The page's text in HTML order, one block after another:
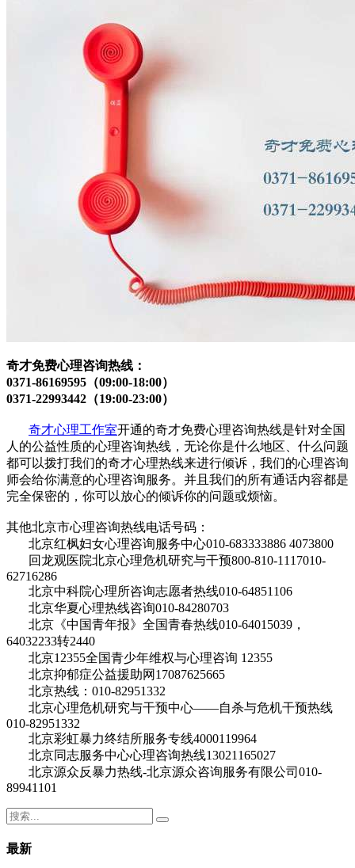
奇才免费心理咨询热线：
0371-86169595（09:00-18:00）
0371-22993442（19:00-23:00）
奇才心理工作室开通的奇才免费心理咨询热线是针对全国
人的公益性质的心理咨询热线，无论你是什么地区、什么问题
都可以拨打我们的奇才心理热线来进行倾诉，我们的心理咨询
师会给你满意的心理咨询服务。并且我们的所有通话内容都是
完全保密的，你可以放心的倾诉你的问题或烦恼。
其他北京市心理咨询热线电话号码：
北京红枫妇女心理咨询服务中心010-683333886 4073800
回龙观医院北京心理危机研究与干预800-810-1117010-
62716286
北京中科院心理所咨询志愿者热线010-64851106
北京华夏心理热线咨询010-84280703
北京《中国青年报》全国青春热线010-64015039，
64032233转2440
北京12355全国青少年维权与心理咨询 12355
北京抑郁症公益援助网17087625665
北京热线：010-82951332
北京心理危机研究与干预中心——自杀与危机干预热线
010-82951332
北京彩虹暴力终结所服务专线4000119964
北京同志服务中心心理咨询热线13021165027
北京源众反暴力热线-北京源众咨询服务有限公司010-
89941101
最新